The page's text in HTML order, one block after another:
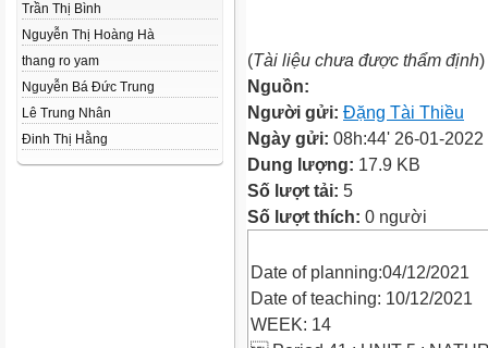
Trần Thị Bình
Nguyễn Thị Hoàng Hà
thang ro yam
Nguyễn Bá Đức Trung
Lê Trung Nhân
Đinh Thị Hằng
(Tài liệu chưa được thẩm định)
Nguồn:
Người gửi: Đặng Tài Thiều
Ngày gửi: 08h:44' 26-01-2022
Dung lượng: 17.9 KB
Số lượt tải: 5
Số lượt thích: 0 người
Date of planning:04/12/2021
Date of teaching: 10/12/2021
WEEK: 14